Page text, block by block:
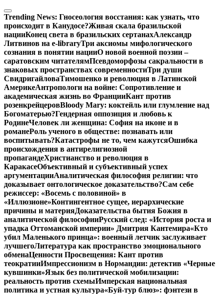
Перейти
к
содержимому
Trending News: Гносеология восстания: как узнать, что
происходит в Канудосе?Живая скала бразильской
нацииКонец света в бразильских сертанахАлександр
Литвинов на e-libraryТри аксиомы мифологического
сознания в понятии нацииО новой военной поэзии –
саратовским читателямПсевдоморфозы сакральности в
знаковых пространствах современностиТри души
СвидригайловаТимошенко и революция в Латинской
АмерикеАнтропологи на войне: Сопротивление и
академическая жизнь во ФранцииКант против
розенкрейцеровBloody Mary: коктейль или глумление над
Богоматерью?Гендерная оппозиция и любовь к
РодинеЧеловек ли женщина: София на иконе и в
романеРоль ученого в обществе: познавать или
воспитывать?Катастрофы не то, чем кажутсяОшибка
происхождения в антирелигиозной
пропагандеХристианство и революция в
КаракасеОбъективный и субъективный успех
аргументацииАналитическая философия религии: что
доказывает онтологическое доказательство?Сам себе
режиссер: «Восемь с половиной» в
«Иллюзионе»Контингентное сущее, иерархические
причины и материяДоказательства бытия Божия в
аналитической философииРусский след: «История роста и
упадка Оттоманской империи» Дмитрия Кантемира«Кто
убил Маленького принца»: военный летчик заслуживает
лучшегоЛитература как пространство эмоционального
обменаЦенности Просвещения: Кант против
теократииИмпрессионизм в Нормандии: детектив «Черные
кувшинки»Язык без политической мобилизации:
реальность против схемыИмперская национальная
политика и устная культура«Буй-тур блюз»: фэнтези в